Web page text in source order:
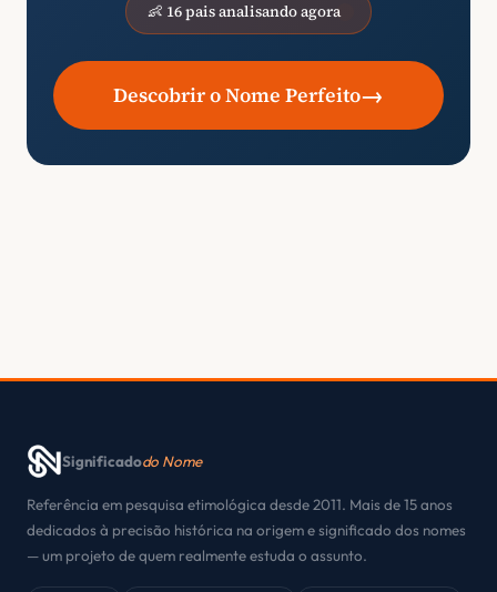
👶 16 pais analisando agora
Descobrir o Nome Perfeito→
Significadodo Nome
Referência em pesquisa etimológica desde 2011. Mais de 15 anos
dedicados à precisão histórica na origem e significado dos nomes
— um projeto de quem realmente estuda o assunto.